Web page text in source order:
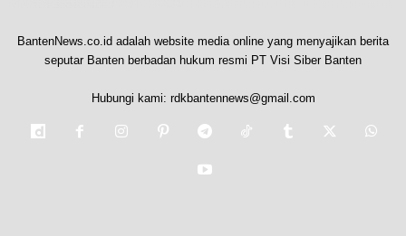
BantenNews.co.id adalah website media online yang menyajikan berita
seputar Banten berbadan hukum resmi PT Visi Siber Banten
Hubungi kami: rdkbantennews@gmail.com